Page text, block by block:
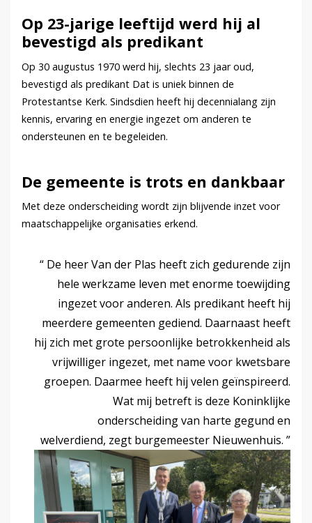
Op 23-jarige leeftijd werd hij al
bevestigd als predikant
Op 30 augustus 1970 werd hij, slechts 23 jaar oud,
bevestigd als predikant Dat is uniek binnen de
Protestantse Kerk. Sindsdien heeft hij decennialang zijn
kennis, ervaring en energie ingezet om anderen te
ondersteunen en te begeleiden.
De gemeente is trots en dankbaar
Met deze onderscheiding wordt zijn blijvende inzet voor
maatschappelijke organisaties erkend.
De heer Van der Plas heeft zich gedurende zijn
hele werkzame leven met enorme toewijding
ingezet voor anderen. Als predikant heeft hij
meerdere gemeenten gediend. Daarnaast heeft
hij zich met grote persoonlijke betrokkenheid als
vrijwilliger ingezet, met name voor kwetsbare
groepen. Daarmee heeft hij velen geïnspireerd.
Wat mij betreft is deze Koninklijke
onderscheiding van harte gegund en
welverdiend, zegt burgemeester Nieuwenhuis.